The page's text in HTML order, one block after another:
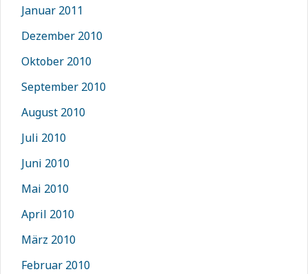
Januar 2011
Dezember 2010
Oktober 2010
September 2010
August 2010
Juli 2010
Juni 2010
Mai 2010
April 2010
März 2010
Februar 2010